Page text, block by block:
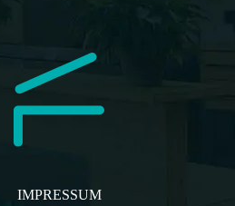
IMPRESSUM